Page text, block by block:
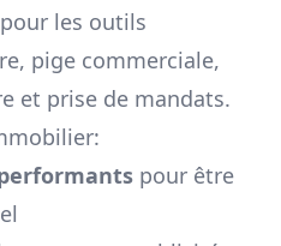
les outils
pige commerciale,
et prise de mandats.
pour être